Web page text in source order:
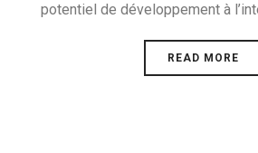
potentiel de développement à
READ MORE